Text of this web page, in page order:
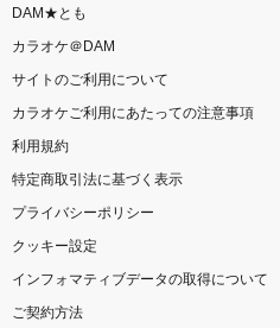
DAM★とも
カラオケ＠DAM
サイトのご利用について
カラオケご利用にあたっての注意事項
利用規約
特定商取引法に基づく表示
プライバシーポリシー
クッキー設定
インフォマティブデータの取得について
ご契約方法